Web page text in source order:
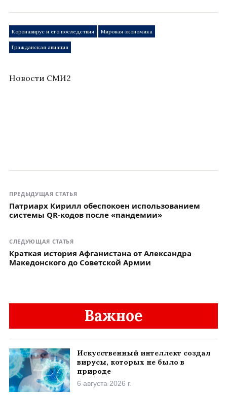
Коронавирус и его последствия Мировая экономика
Гражданская авиация
Новости СМИ2
ПРЕДЫДУЩАЯ СТАТЬЯ
Патриарх Кирилл обеспокоен использованием
системы QR-кодов после «пандемии»
СЛЕДУЮЩАЯ СТАТЬЯ
Краткая история Афганистана от Александра
Македонского до Советской Армии
Важное
Искусственный интеллект создал
вирусы, которых не было в
природе
6 августа 2026 г.